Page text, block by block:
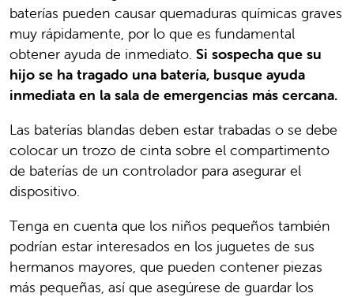
baterías pueden causar quemaduras químicas graves
muy rápidamente, por lo que es fundamental
obtener ayuda de inmediato. Si sospecha que su
hijo se ha tragado una batería, busque ayuda
inmediata en la sala de emergencias más cercana.
Las baterías blandas deben estar trabadas o se debe
colocar un trozo de cinta sobre el compartimento
de baterías de un controlador para asegurar el
dispositivo.
Tenga en cuenta que los niños pequeños también
podrían estar interesados en los juguetes de sus
hermanos mayores, que pueden contener piezas
más pequeñas, así que asegúrese de guardar los